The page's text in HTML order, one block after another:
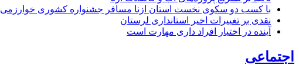
با کسب دو سکوی نخست استان ازنا مسافر جشنواره کشوری خوارزمی
نقدی بر تغییرات اخیر استانداری لرستان
آینده در اختیار افراد داری مهارت است
اجتماعی